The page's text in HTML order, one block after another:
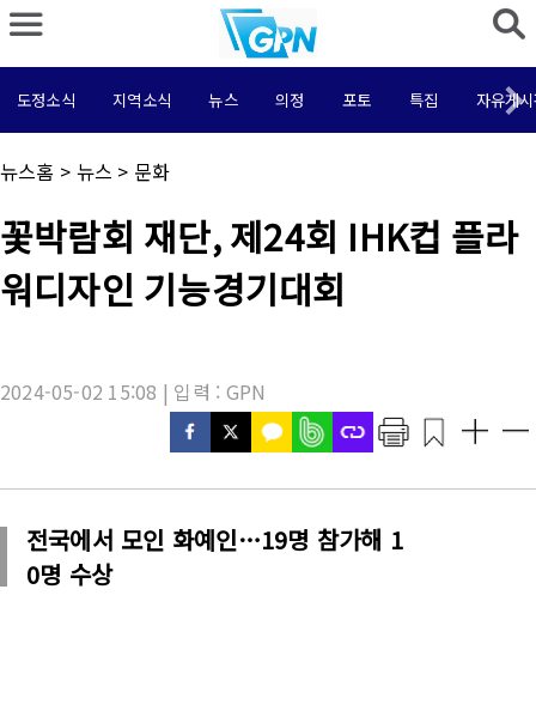
도정소식 지역소식 뉴스 의정 포토 특집 자유게
채
널
:
뉴스홈 > 뉴스 > 문화
기
사
제
목
꽃박람회 재단, 제24회 IHK컵 플라
워디자인 기능경기대회
2024-05-02 15:08 | 입력 : GPN
전국에서 모인 화예인…19명 참가해 1
0명 수상